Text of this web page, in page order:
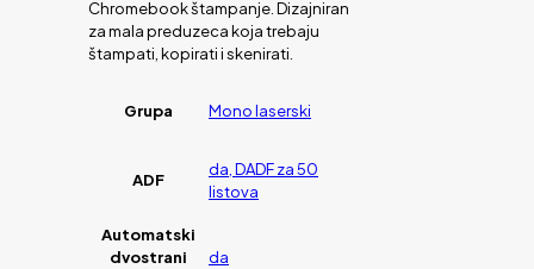
Chromebook štampanje. Dizajniran
za mala preduzeca koja trebaju
štampati, kopirati i skenirati.
Grupa Mono laserski
ADF
da, DADF za 50
listova
Automatski
dvostrani
da